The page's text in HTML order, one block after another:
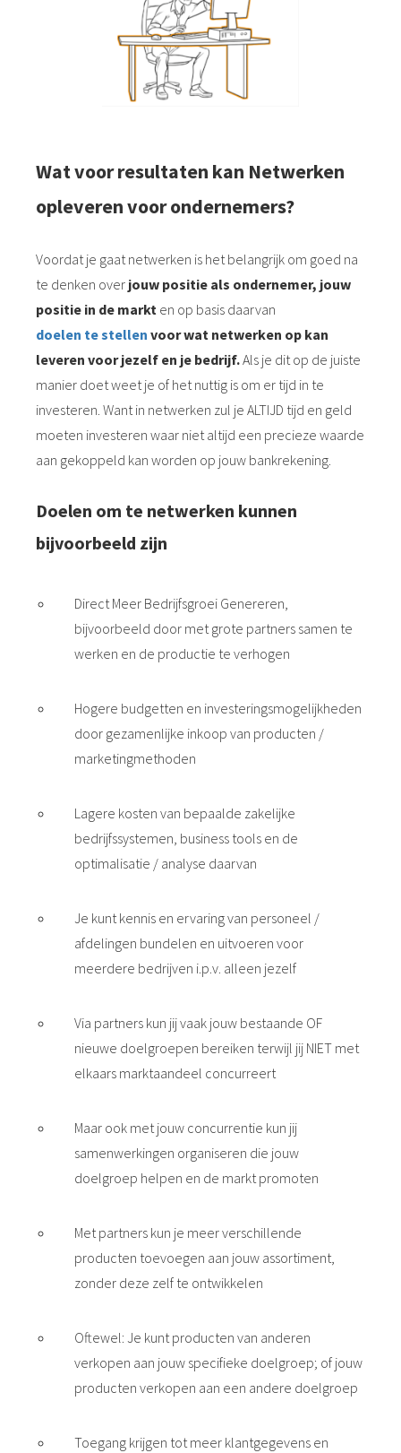
Wat voor resultaten kan Netwerken
opleveren voor ondernemers?
Voordat je gaat netwerken is het belangrijk om goed na
te denken over jouw positie als ondernemer, jouw
positie in de markt en op basis daarvan
doelen te stellen voor wat netwerken op kan
leveren voor jezelf en je bedrijf.Als je dit op de juiste
manier doet weet je of het nuttig is om er tijd in te
investeren. Want in netwerken zul je ALTIJD tijd en geld
moeten investeren waar niet altijd een precieze waarde
aan gekoppeld kan worden op jouw bankrekening.
Doelen om te netwerken kunnen
bijvoorbeeld zijn
Direct Meer Bedrijfsgroei Genereren,
bijvoorbeeld door met grote partners samen te
werken en de productie te verhogen
Hogere budgetten en investeringsmogelijkheden
door gezamenlijke inkoop van producten /
marketingmethoden
Lagere kosten van bepaalde zakelijke
bedrijfssystemen, business tools en de
optimalisatie / analyse daarvan
Je kunt kennis en ervaring van personeel /
afdelingen bundelen en uitvoeren voor
meerdere bedrijven i.p.v. alleen jezelf
Via partners kun jij vaak jouw bestaande OF
nieuwe doelgroepen bereiken terwijl jij NIET met
elkaars marktaandeel concurreert
Maar ook met jouw concurrentie kun jij
samenwerkingen organiseren die jouw
doelgroep helpen en de markt promoten
Met partners kun je meer verschillende
producten toevoegen aan jouw assortiment,
zonder deze zelf te ontwikkelen
Oftewel: Je kunt producten van anderen
verkopen aan jouw specifieke doelgroep; of jouw
producten verkopen aan een andere doelgroep
Toegang krijgen tot meer klantgegevens en